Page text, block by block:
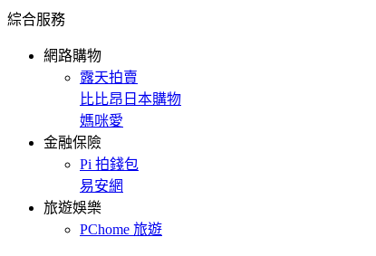
綜合服務
網路購物
露天拍賣
比比昂日本購物
媽咪愛
金融保險
Pi 拍錢包
易安網
旅遊娛樂
PChome 旅遊